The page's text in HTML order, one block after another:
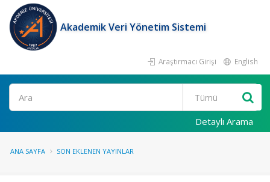
Akademik Veri Yönetim Sistemi
Araştırmacı Girişi English
Ara
Detaylı Arama
ANA SAYFA SON EKLENEN YAYINLAR